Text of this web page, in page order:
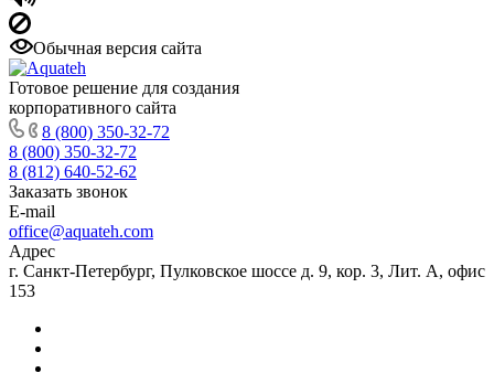
Обычная версия сайта
Готовое решение для создания
корпоративного сайта
8 (800) 350-32-72
8 (800) 350-32-72
8 (812) 640-52-62
Заказать звонок
E-mail
office@aquateh.com
Адрес
г. Санкт-Петербург, Пулковское шоссе д. 9, кор. 3, Лит. А, офис
153